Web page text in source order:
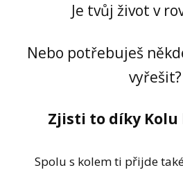
Je tvůj život v
Nebo potřebuješ
vyřešit?
Zjisti to díky
Spolu s kolem ti přijde